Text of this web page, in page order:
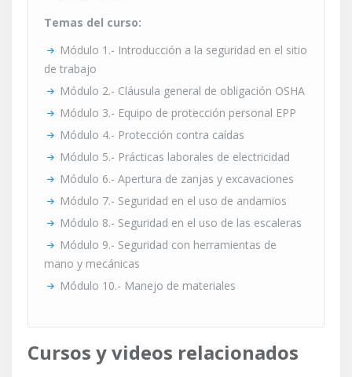
Temas del curso:
Módulo 1.- Introducción a la seguridad en el sitio
de trabajo
Módulo 2.- Cláusula general de obligación OSHA
Módulo 3.- Equipo de protección personal EPP
Módulo 4.- Protección contra caídas
Módulo 5.- Prácticas laborales de electricidad
Módulo 6.- Apertura de zanjas y excavaciones
Módulo 7.- Seguridad en el uso de andamios
Módulo 8.- Seguridad en el uso de las escaleras
Módulo 9.- Seguridad con herramientas de
mano y mecánicas
Módulo 10.- Manejo de materiales
Cursos y videos relacionados